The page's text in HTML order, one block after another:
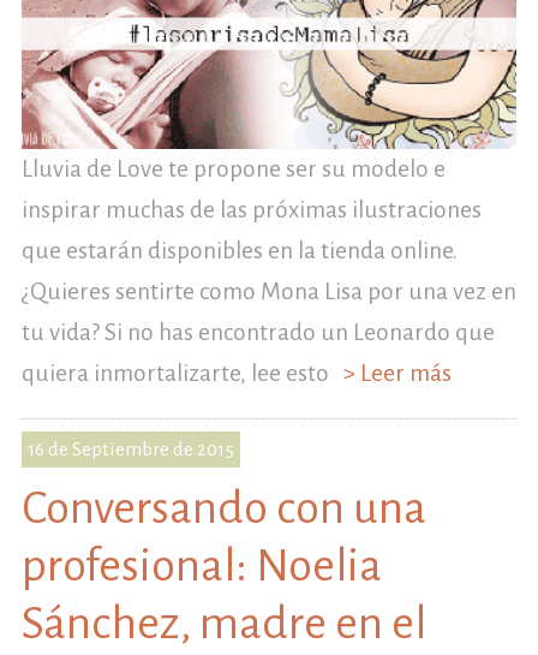
Lluvia de Love te propone ser su modelo e
inspirar muchas de las próximas ilustraciones
que estarán disponibles en la tienda online.
¿Quieres sentirte como Mona Lisa por una vez en
tu vida? Si no has encontrado un Leonardo que
quiera inmortalizarte, lee esto
> Leer más
16 de Septiembre de 2015
Conversando con una
profesional: Noelia
Sánchez, madre en el